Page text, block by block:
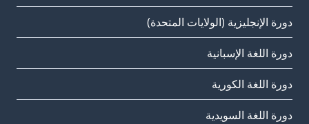
دورة الإنجليزية (الولايات المتحدة)
دورة اللغة الإسبانية
دورة اللغة الكورية
دورة اللغة السويدية